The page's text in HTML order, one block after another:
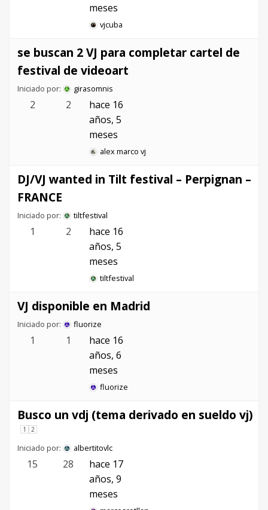
meses
vjcuba
se buscan 2 VJ para completar cartel de
festival de videoart
Iniciado por: girasomnis
2 2
hace 16
años, 5
meses
alex marco vj
DJ/VJ wanted in Tilt festival – Perpignan –
FRANCE
Iniciado por: tiltfestival
1 2
hace 16
años, 5
meses
tiltfestival
VJ disponible en Madrid
Iniciado por: fluorize
1 1
hace 16
años, 6
meses
fluorize
Busco un vdj (tema derivado en sueldo vj)
1 2
Iniciado por: albertitovlc
15 28
hace 17
años, 9
meses